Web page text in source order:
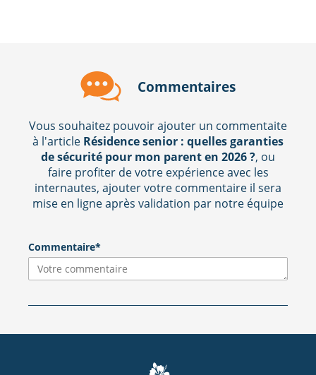
Commentaires
Vous souhaitez pouvoir ajouter un commentaite
à l'article Résidence senior : quelles garanties
de sécurité pour mon parent en 2026 ?, ou
faire profiter de votre expérience avec les
internautes, ajouter votre commentaire il sera
mise en ligne après validation par notre équipe
Commentaire*